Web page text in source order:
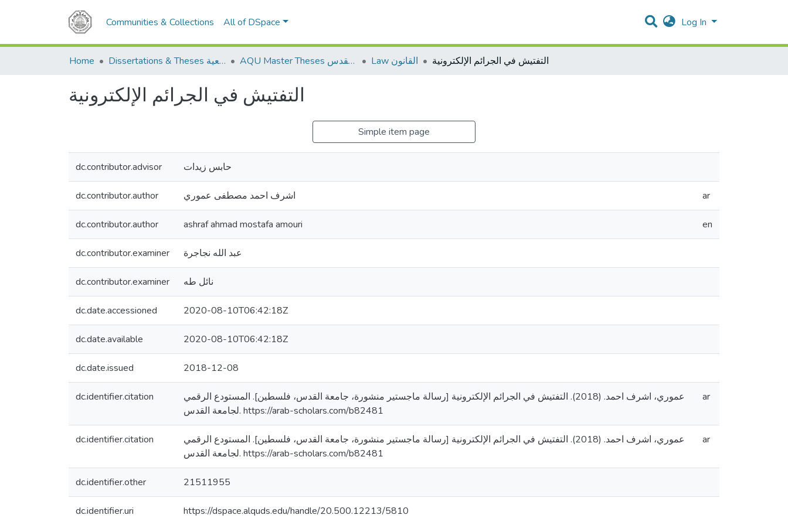
Communities & Collections All of DSpace Log In
Home Dissertations & Theses الرسائل الجامعية AQU Master Theses الرسائل الجامعية الخاصة بجامعة القدس Law القانون التفتيش في الجرائم الإلكترونية
التفتيش في الجرائم الإلكترونية
Simple item page
dc.contributor.advisor حابس زيدات
dc.contributor.author اشرف احمد مصطفى عموري ar
dc.contributor.author ashraf ahmad mostafa amouri en
dc.contributor.examiner عبد الله نجاجرة
dc.contributor.examiner نائل طه
dc.date.accessioned 2020-08-10T06:42:18Z
dc.date.available 2020-08-10T06:42:18Z
dc.date.issued 2018-12-08
dc.identifier.citation
عموري، اشرف احمد. (2018). التفتيش في الجرائم الإلكترونية [رسالة ماجستير منشورة، جامعة القدس، فلسطين]. المستودع الرقمي
لجامعة القدس. https://arab-scholars.com/b82481
ar
dc.identifier.citation
عموري، اشرف احمد. (2018). التفتيش في الجرائم الإلكترونية [رسالة ماجستير منشورة، جامعة القدس، فلسطين]. المستودع الرقمي
لجامعة القدس. https://arab-scholars.com/b82481
ar
dc.identifier.other 21511955
dc.identifier.uri https://dspace.alquds.edu/handle/20.500.12213/5810